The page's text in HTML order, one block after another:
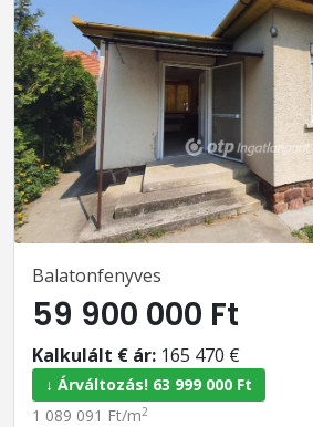
Balatonfenyves
59 900 000 Ft
Kalkulált € ár: 165 470 €
↓ Árváltozás! 63 999 000 Ft
1 089 091 Ft/m2